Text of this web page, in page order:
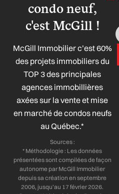
condo neuf,
c'est McGill !
McGill Immobilier c’est 60%
des projets immobiliers du
TOP 3 des principales
agences immobillières
axées sur la vente et mise
en marché de condos neufs
au Québec.*
Sources :
* Méthodologie : Les données
présentées sont compilées de façon
autonome par McGill Immobilier
depuis sa création en septembre
2006, jusqu’au 17 février 2026.